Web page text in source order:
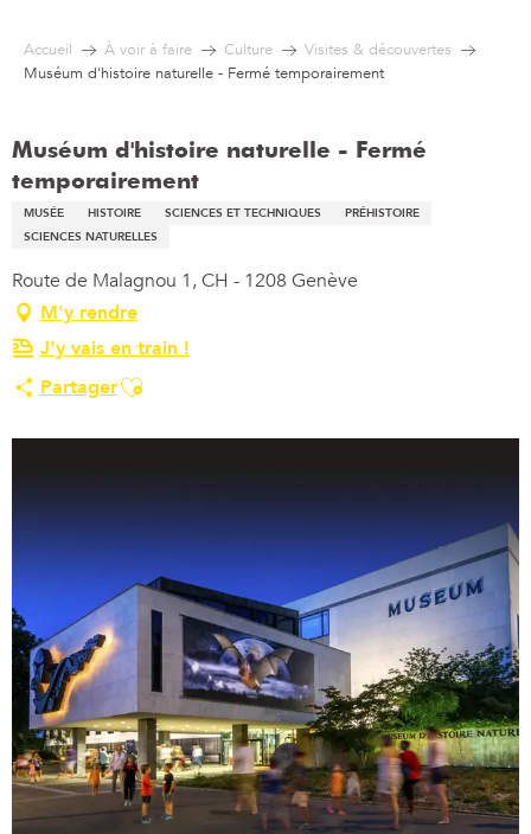
contenu
Accueil À voir à faire Culture
Visites & découvertes
Muséum d'histoire naturelle - Fermé temporairement
Muséum d'histoire naturelle - Fermé
temporairement
MUSÉE HISTOIRE SCIENCES ET TECHNIQUES
PRÉHISTOIRE
SCIENCES NATURELLES
Route de Malagnou 1, CH - 1208 Genève
M'y rendre
J'y vais en train !
PartagerAjouter aux favoris